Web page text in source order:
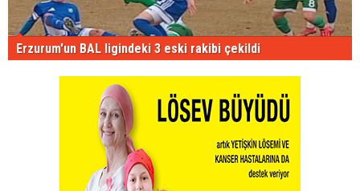
Erzurum'un BAL ligindeki 3 eski rakibi çekildi